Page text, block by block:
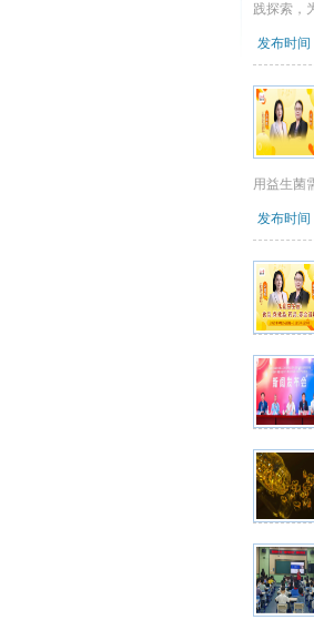
践探索，
发布时间
用益生菌
发布时间